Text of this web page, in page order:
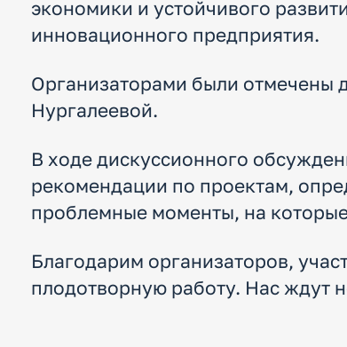
экономики и устойчивого
инновационного предприятия.
Организаторами были отмечены
Нургалеевой.
В ходе дискуссионного
рекомендации по проектам,
проблемные моменты, на
Благодарим организаторов,
плодотворную работу. Нас ждут